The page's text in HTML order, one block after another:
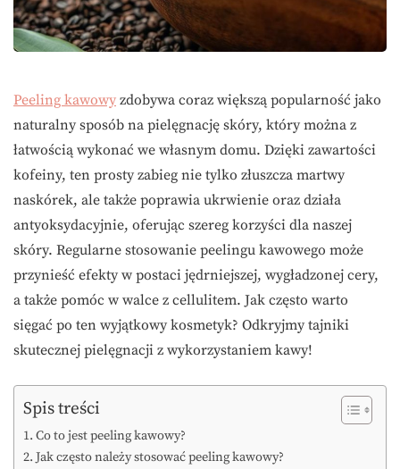
Peeling kawowy zdobywa coraz większą popularność jako
naturalny sposób na pielęgnację skóry, który można z
łatwością wykonać we własnym domu. Dzięki zawartości
kofeiny, ten prosty zabieg nie tylko złuszcza martwy
naskórek, ale także poprawia ukrwienie oraz działa
antyoksydacyjnie, oferując szereg korzyści dla naszej
skóry. Regularne stosowanie peelingu kawowego może
przynieść efekty w postaci jędrniejszej, wygładzonej cery,
a także pomóc w walce z cellulitem. Jak często warto
sięgać po ten wyjątkowy kosmetyk? Odkryjmy tajniki
skutecznej pielęgnacji z wykorzystaniem kawy!
Spis treści
Co to jest peeling kawowy?
Jak często należy stosować peeling kawowy?